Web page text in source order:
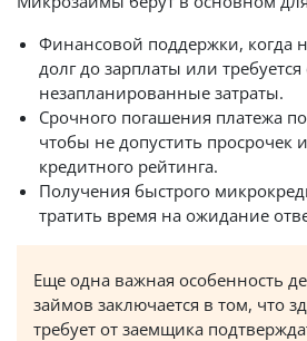
Финансовой поддержки, когда
долг до зарплаты или
незапланированные затраты.
Срочного погашения платежа
чтобы не допустить просрочек
кредитного рейтинга.
Получения быстрого
тратить время на ожидание
Еще одна важная особенность
займов заключается в том, что
требует от заемщика